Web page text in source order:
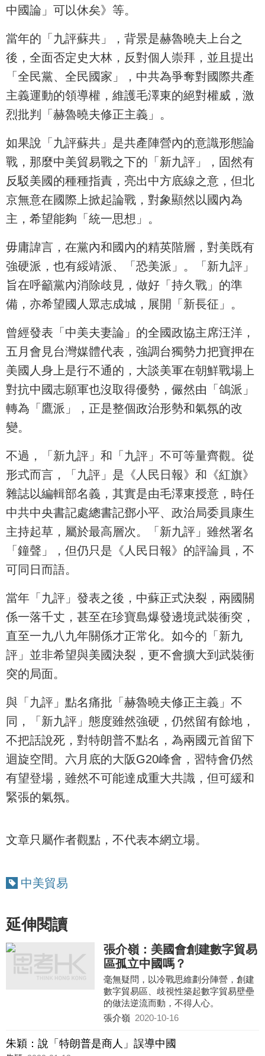
中國論」可以休矣》等。
當年的「九評蘇共」，背景是赫魯曉夫上台之
後，全面否定史大林，反對個人崇拜，並且提出
「全民黨、全民國家」，中共為爭奪對國際共產
主義運動的領導權，維護毛澤東的絕對權威，激
烈批判「赫魯曉夫修正主義」。
如果說「九評蘇共」是共產陣營內的意識形態論
戰，那麼中美貿易戰之下的「新九評」，固然有
反駁美國的種種指責，亮出中方底線之意，但北
京無意在國際上掀起論戰，對象顯然以國內為
主，希望能夠「統一思想」。
毋庸諱言，在黨內和國內的精英階層，對美既有
強硬派，也有綏靖派、「恐美派」。「新九評」
旨在呼籲黨內消除歧見，做好「持久戰」的準
備，亦希望國人眾志成城，展開「新長征」。
曾經發表「中美夫妻論」的全國政協主席汪洋，
五月會見台灣媒體代表，強調台獨勢力把寶押在
美國人身上是行不通的，大談美軍在朝鮮戰場上
對抗中國志願軍也沒取得優勢，儼然由「鴿派」
轉為「鷹派」，正是整個政治形勢和氣氛的改
變。
不過，「新九評」和「九評」不可等量齊觀。從
形式而言，「九評」是《人民日報》和《紅旗》
雜誌以編輯部名義，其實是由毛澤東授意，時任
中共中央書記處總書記鄧小平、政治局委員康生
主持起草，屬於最高層次。「新九評」雖然署名
「鐘聲」，但仍只是《人民日報》的評論員，不
可同日而語。
當年「九評」發表之後，中蘇正式決裂，兩國關
係一落千丈，甚至在珍寶島爆發邊境武裝衝突，
直至一九八九年關係才正常化。如今的「新九
評」並非希望與美國決裂，更不會擴大到武裝衝
突的局面。
與「九評」點名痛批「赫魯曉夫修正主義」不
同，「新九評」態度雖然強硬，仍然留有餘地，
不把話說死，對特朗普不點名，為兩國元首留下
迴旋空間。六月底的大阪G20峰會，習特會仍然
有望登場，雖然不可能達成重大共識，但可緩和
緊張的氣氛。
文章只屬作者觀點，不代表本網立場。
中美貿易
延伸閱讀
張介嶺：美國會創建數字貿易
區孤立中國嗎？
毫無疑問，以冷戰思維劃分陣營，創建
數字貿易區、歧視性築起數字貿易壁壘
的做法逆流而動，不得人心。
張介嶺 2020-10-16
朱穎：說「特朗普是商人」誤導中國